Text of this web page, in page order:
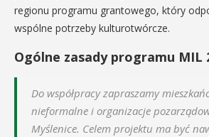
regionu programu grantowego, który
wspólne potrzeby kulturotwórcze.
Ogólne zasady programu MIL
Do współpracy zapraszamy
nieformalne i organizacje
Myślenice. Celem projektu ma być